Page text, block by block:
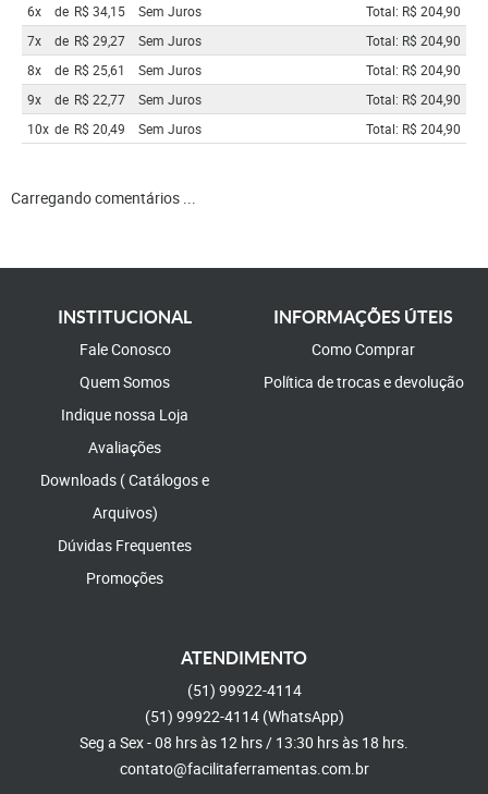
6x
de R$ 34,15 Sem Juros
Total: R$ 204,90
7x
de R$ 29,27 Sem Juros
Total: R$ 204,90
8x
de R$ 25,61 Sem Juros
Total: R$ 204,90
9x
de R$ 22,77 Sem Juros
Total: R$ 204,90
10x de R$ 20,49 Sem Juros Total: R$ 204,90
Carregando comentários ...
INSTITUCIONAL
Fale Conosco
Quem Somos
Indique nossa Loja
Avaliações
Downloads ( Catálogos e
Arquivos)
Dúvidas Frequentes
Promoções
INFORMAÇÕES ÚTEIS
Como Comprar
Política de trocas e devolução
ATENDIMENTO
(51) 99922-4114
(51) 99922-4114 (WhatsApp)
Seg a Sex - 08 hrs às 12 hrs / 13:30 hrs às 18 hrs.
contato@facilitaferramentas.com.br